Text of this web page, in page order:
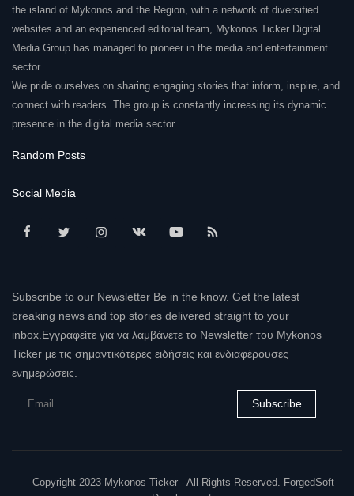
the island of Mykonos and the Region, with a network of diversified
websites and an experienced editorial team, Mykonos Ticker Digital
Media Group has managed to pioneer in the media and entertainment
sector.
We pride ourselves on sharing engaging stories that inform, inspire, and
connect with readers. The group is constantly increasing its dynamic
presence in the digital media sector.
Random Posts
Social Media
Subscribe to our Newsletter Be in the know. Get the latest
breaking news and top stories delivered straight to your
inbox.Εγγραφείτε για να λαμβάνετε το Newsletter του Mykonos
Ticker με τις σημαντικότερες ειδήσεις και ενδιαφέρουσες
ενημερώσεις.
Subscribe
Copyright 2023 Mykonos Ticker - All Rights Reserved. ForgedSoft